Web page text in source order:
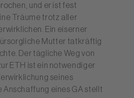
und er ist fest
Träume trotz aller
Ein eiserner
Mutter tatkräftig
Der tägliche Weg von
ETH ist ein notwendiger
seines
Anschaffung eines GA stellt